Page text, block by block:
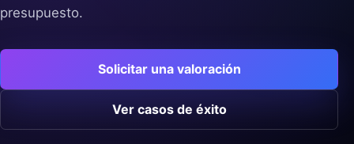
presupuesto.
Solicitar una valoración
Ver casos de éxito